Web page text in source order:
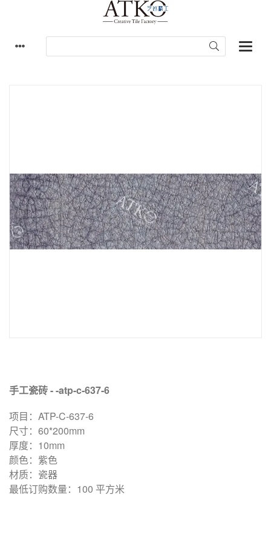
手工瓷砖 - -atp-c-637-6
项目：ATP-C-637-6
尺寸：60*200mm
厚度：10mm
颜色：紫色
材质：瓷器
最低订购数量：100 平方米